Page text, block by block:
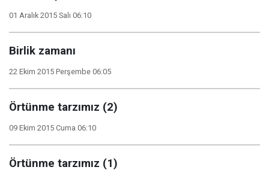
01 Aralık 2015 Salı 06:10
Birlik zamanı
22 Ekim 2015 Perşembe 06:05
Örtünme tarzımız (2)
09 Ekim 2015 Cuma 06:10
Örtünme tarzımız (1)